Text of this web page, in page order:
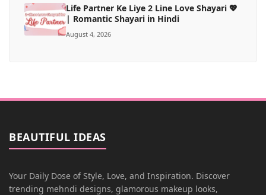
Life Partner Ke Liye 2 Line Love Shayari 💖
| Romantic Shayari in Hindi
August 4, 2026
BEAUTIFUL IDEAS
Your Daily Dose of Style, Love, and Inspiration. Discover
trending mehndi designs, glamorous makeup looks,